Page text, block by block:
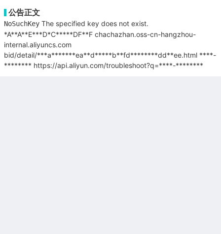
公告正文
NoSuchKey The specified key does not exist.
*A**A**E***D*C*****DF**F chachazhan.oss-cn-hangzhou-
internal.aliyuncs.com
bid/detail/***a*******ea**d*****b**fd********dd**ee.html ****-
******** https://api.aliyun.com/troubleshoot?q=****-********